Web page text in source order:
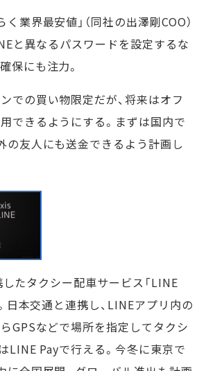
業界最安値」（同社の出澤剛COO）
と異なるパスワードを設定するな
保にも注力。
での買い物限定だが、将来はオフ
できるようにする。まずは国内で
の友人にも送金できるよう計画し
たタクシー配車サービス「LINE
日本交通と連携し、LINEアプリ内の
GPSなどで場所を指定してタクシ
LINE Payで行える。今冬に東京で